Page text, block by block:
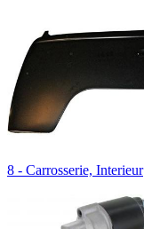
8 - Carrosserie, Interieur